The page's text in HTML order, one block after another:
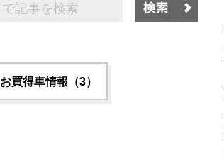
お買得車情報（3）